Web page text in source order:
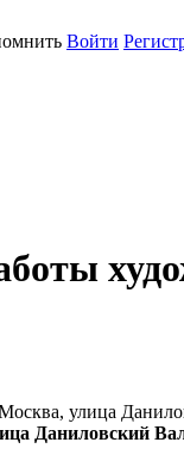
Войти
улица
Даниловский